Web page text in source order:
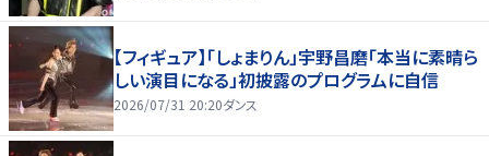
【フィギュア】「しょまりん」宇野昌磨「本当に素晴ら
しい演目になる」初披露のプログラムに自信
2026/07/31 20:20ダンス